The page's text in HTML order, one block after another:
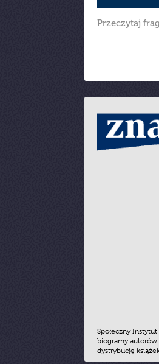
Przeczytaj
Społeczny
biogramy autorów
dystrybucję